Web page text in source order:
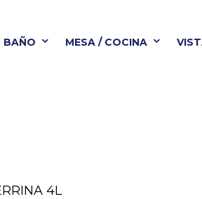
BAÑO MESA / COCINA
4L